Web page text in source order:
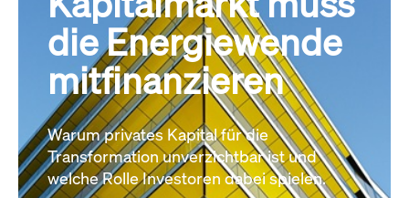
die Energiewende
mitfinanzieren
Warum privates Kapital für die
Transformation unverzichtbar ist und
welche Rolle Investoren dabei spielen.